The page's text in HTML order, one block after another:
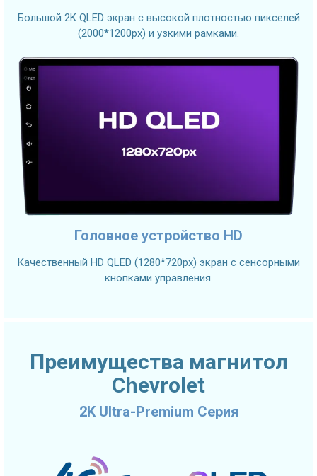
Большой 2K QLED экран с высокой плотностью пикселей
(2000*1200px) и узкими рамками.
Головное устройство HD
Качественный HD QLED (1280*720px) экран с сенсорными
кнопками управления.
Преимущества магнитол
Chevrolet
2K Ultra-Premium Серия